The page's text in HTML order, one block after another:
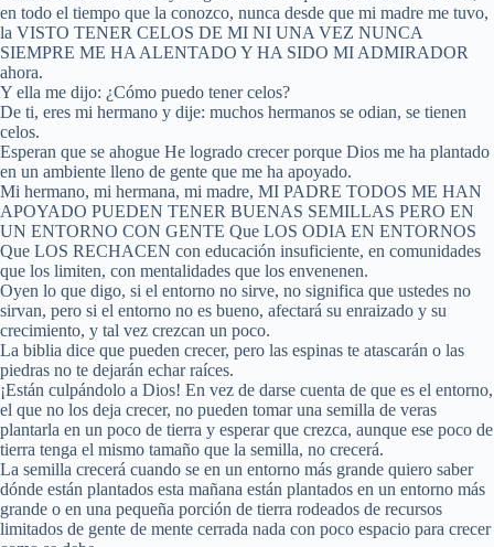
en todo el tiempo que la conozco, nunca desde que mi madre me tuvo,
la VISTO TENER CELOS DE MI NI UNA VEZ NUNCA
SIEMPRE ME HA ALENTADO Y HA SIDO MI ADMIRADOR
ahora.
Y ella me dijo: ¿Cómo puedo tener celos?
De ti, eres mi hermano y dije: muchos hermanos se odian, se tienen
celos.
Esperan que se ahogue He logrado crecer porque Dios me ha plantado
en un ambiente lleno de gente que me ha apoyado.
Mi hermano, mi hermana, mi madre, MI PADRE TODOS ME HAN
APOYADO PUEDEN TENER BUENAS SEMILLAS PERO EN
UN ENTORNO CON GENTE Que LOS ODIA EN ENTORNOS
Que LOS RECHACEN con educación insuficiente, en comunidades
que los limiten, con mentalidades que los envenenen.
Oyen lo que digo, si el entorno no sirve, no significa que ustedes no
sirvan, pero si el entorno no es bueno, afectará su enraizado y su
crecimiento, y tal vez crezcan un poco.
La biblia dice que pueden crecer, pero las espinas te atascarán o las
piedras no te dejarán echar raíces.
¡Están culpándolo a Dios! En vez de darse cuenta de que es el entorno,
el que no los deja crecer, no pueden tomar una semilla de veras
plantarla en un poco de tierra y esperar que crezca, aunque ese poco de
tierra tenga el mismo tamaño que la semilla, no crecerá.
La semilla crecerá cuando se en un entorno más grande quiero saber
dónde están plantados esta mañana están plantados en un entorno más
grande o en una pequeña porción de tierra rodeados de recursos
limitados de gente de mente cerrada nada con poco espacio para crecer